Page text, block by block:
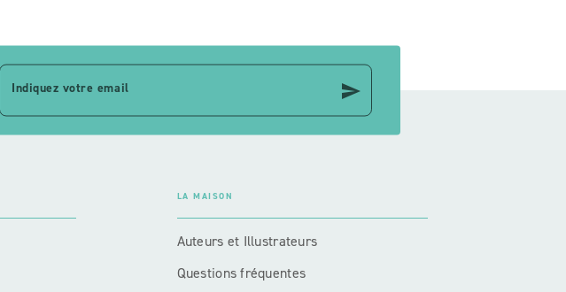
Indiquez votre email send
LA MAISON
Auteurs et Illustrateurs
Questions fréquentes